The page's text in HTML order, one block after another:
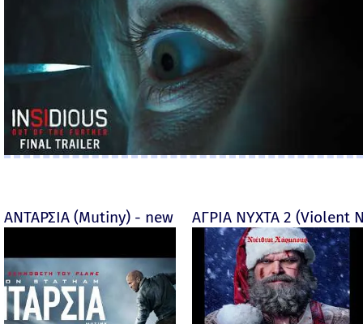
ΑΝΤΑΡΣΙΑ (Mutiny) - new ΑΓΡΙΑ ΝΥΧΤΑ 2 (Violent